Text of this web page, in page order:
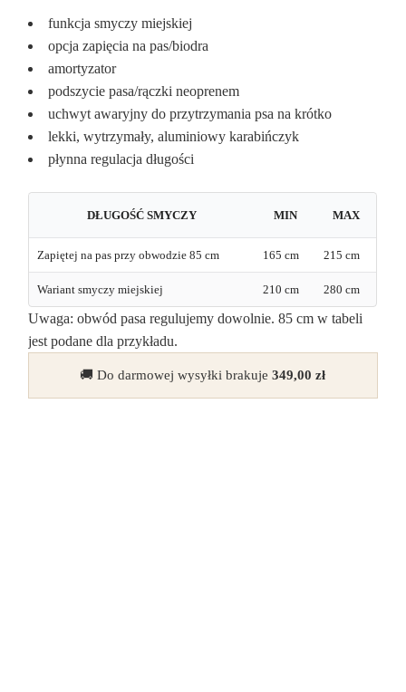
funkcja smyczy miejskiej
opcja zapięcia na pas/biodra
amortyzator
podszycie pasa/rączki neoprenem
uchwyt awaryjny do przytrzymania psa na krótko
lekki, wytrzymały, aluminiowy karabińczyk
płynna regulacja długości
DŁUGOŚĆ SMYCZY MIN MAX
Zapiętej na pas przy obwodzie 85 cm 165 cm 215 cm
Wariant smyczy miejskiej 210 cm 280 cm
Uwaga: obwód pasa regulujemy dowolnie. 85 cm w tabeli
jest podane dla przykładu.
🚚 Do darmowej wysyłki brakuje349,00zł